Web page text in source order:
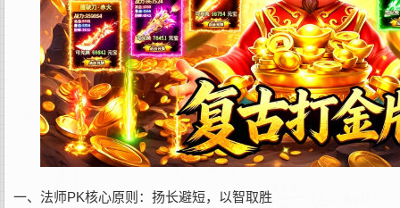
一、法师PK核心原则：扬长避短，以智取胜